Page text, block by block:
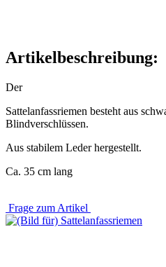
Artikelbeschreibung:
Der
Sattelanfassriemen besteht aus
Blindverschlüssen.
Aus stabilem Leder hergestellt.
Ca. 35 cm lang
Frage zum Artikel